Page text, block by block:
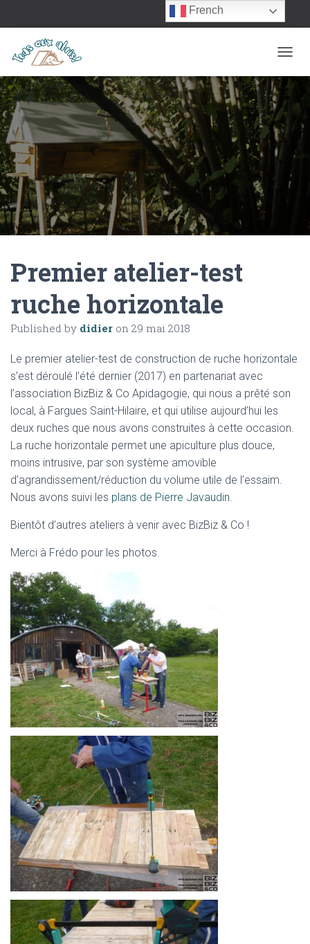
Premier atelier-test
ruche horizontale
Published by didier on 29 mai 2018
Le premier atelier-test de construction de ruche horizontale
s’est déroulé l’été dernier (2017) en partenariat avec
l’association BizBiz & Co Apidagogie, qui nous a prêté son
local, à Fargues Saint-Hilaire, et qui utilise aujourd’hui les
deux ruches que nous avons construites à cette occasion.
La ruche horizontale permet une apiculture plus douce,
moins intrusive, par son système amovible
d’agrandissement/réduction du volume utile de l’essaim.
Nous avons suivi les plans de Pierre Javaudin.
Bientôt d’autres ateliers à venir avec BizBiz & Co !
Merci à Frédo pour les photos.
French